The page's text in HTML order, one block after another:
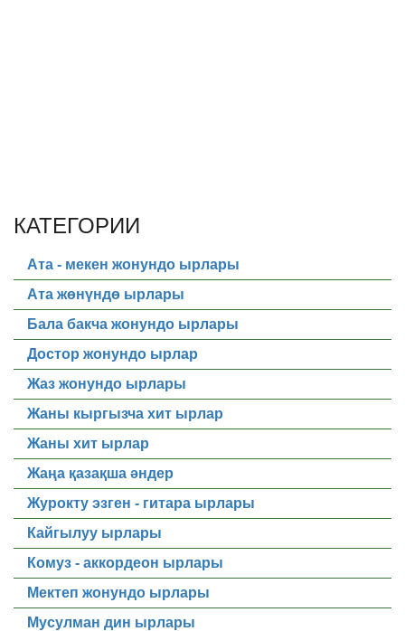
КАТЕГОРИИ
Ата - мекен жонундо ырлары
Ата жөнүндө ырлары
Бала бакча жонундо ырлары
Достор жонундо ырлар
Жаз жонундо ырлары
Жаны кыргызча хит ырлар
Жаны хит ырлар
Жаңа қазақша әндер
Журокту эзген - гитара ырлары
Кайгылуу ырлары
Комуз - аккордеон ырлары
Мектеп жонундо ырлары
Мусулман дин ырлары